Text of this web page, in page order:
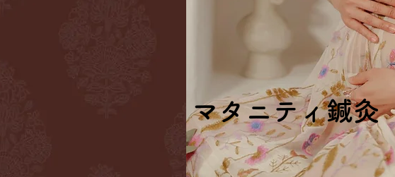
マタニティ鍼灸
マタニティ鍼灸